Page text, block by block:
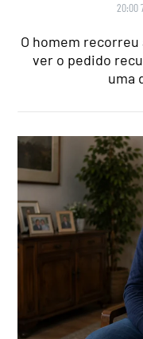
20:00
O homem
ver o pedido
uma